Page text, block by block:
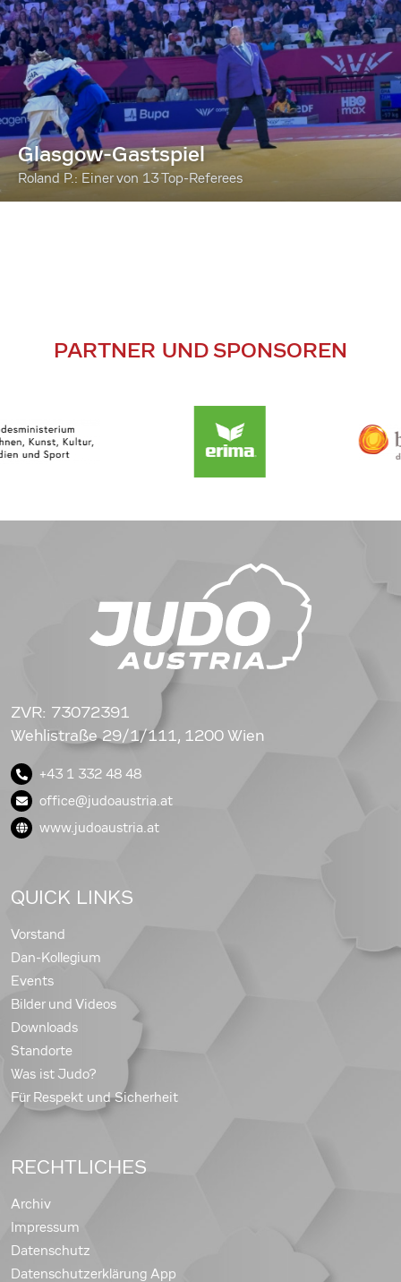
Glasgow-Gastspiel
Roland P.: Einer von 13 Top-Referees
PARTNER UND SPONSOREN
ZVR: 73072391
Wehlistraße 29/1/111, 1200 Wien
+43 1 332 48 48
office@judoaustria.at
www.judoaustria.at
QUICK LINKS
Vorstand
Dan-Kollegium
Events
Bilder und Videos
Downloads
Standorte
Was ist Judo?
Für Respekt und Sicherheit
RECHTLICHES
Archiv
Impressum
Datenschutz
Datenschutzerklärung App